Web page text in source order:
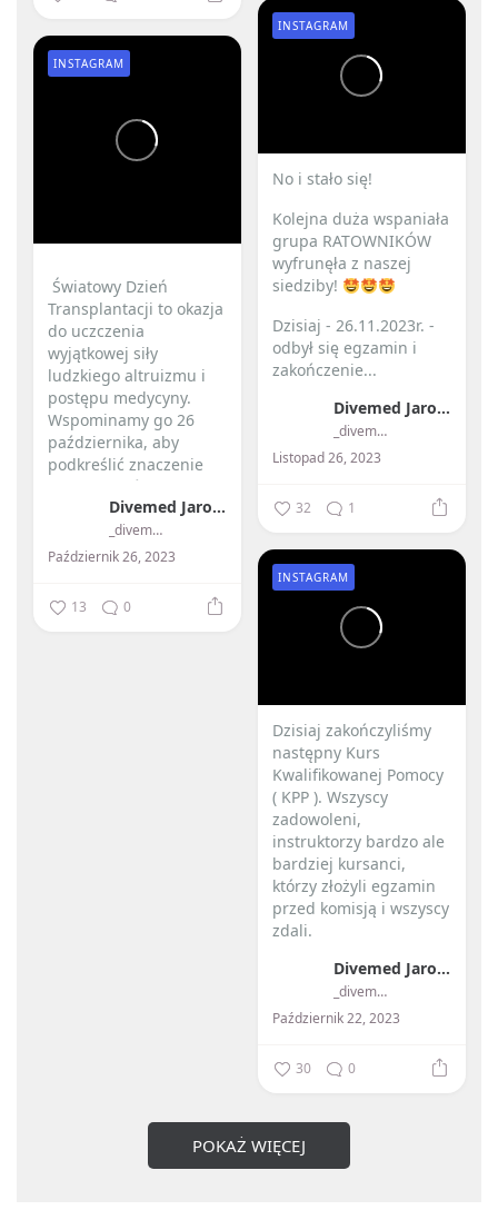
No i stało się! ️
Kolejna duża wspaniała
grupa RATOWNIKÓW
wyfrunęła z naszej
siedziby!
Dzisiaj - 26.11.2023r. -
odbył się egzamin i
zakończenie...
Divemed Jarosław Przybylski
_divemed_
Listopad 26, 2023
INSTAGRAM
32 1
️ Światowy Dzień
Transplantacji to okazja
do uczczenia
wyjątkowej siły
ludzkiego altruizmu i
postępu medycyny. ️
Wspominamy go 26
października, aby
podkreślić znaczenie
przeszczepów...
Divemed Jarosław Przybylski
_divemed_
Październik 26, 2023
INSTAGRAM
13 0
Dzisiaj zakończyliśmy
następny Kurs
Kwalifikowanej Pomocy
( KPP ). Wszyscy
zadowoleni,
instruktorzy bardzo ale
bardziej kursanci,
którzy złożyli egzamin
przed komisją i wszyscy
zdali.
Divemed Jarosław Przybylski
_divemed_
Październik 22, 2023
INSTAGRAM
30 0
POKAŻ WIĘCEJ